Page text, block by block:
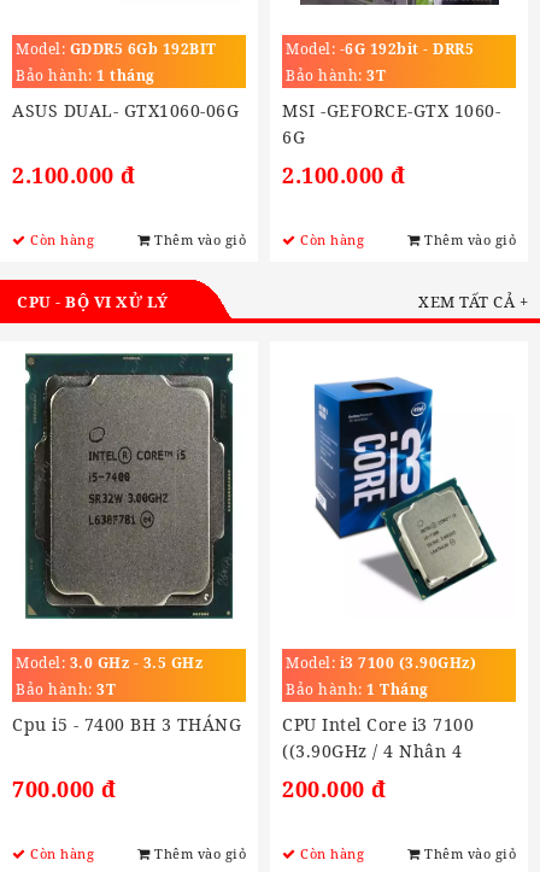
Model: GDDR5 6Gb 192BIT
Bảo hành: 1 tháng
ASUS DUAL- GTX1060-06G
2.100.000 đ
Còn hàng Thêm vào giỏ
Model: -6G 192bit - DRR5
Bảo hành: 3T
MSI -GEFORCE-GTX 1060-
6G
2.100.000 đ
Còn hàng Thêm vào giỏ
CPU - BỘ VI XỬ LÝ XEM TẤT CẢ +
Model: 3.0 GHz - 3.5 GHz
Bảo hành: 3T
Cpu i5 - 7400 BH 3 THÁNG
700.000 đ
Còn hàng Thêm vào giỏ
Model: i3 7100 (3.90GHz)
Bảo hành: 1 Tháng
CPU Intel Core i3 7100
((3.90GHz / 4 Nhân 4
Luồng, 3MB) (Socket LGA
1151)
200.000 đ
Còn hàng Thêm vào giỏ